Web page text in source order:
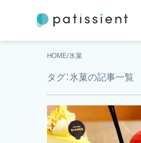
HOME 氷菓
タグ：氷菓の記事一覧